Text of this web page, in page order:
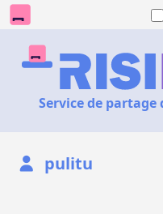
Service de
pulitu